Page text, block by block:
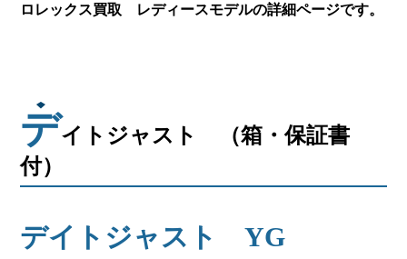
会社概要
ロレックス買取 レディースモデルの詳細ページです。
デイトジャスト （箱・保証書
付）
デイトジャスト YG